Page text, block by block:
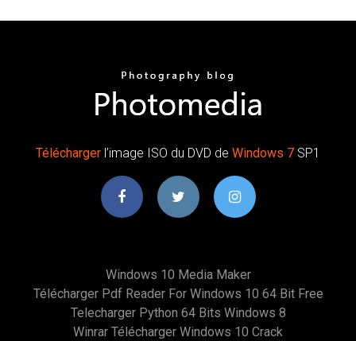
Télécharger l’image ISO du DVD de Windows 7 SP1
Windows 10 Media Maker
Télécharger Pdf Reader For Windows 10 64 Bit Free
Telecharger Python 64 Bits Windows 8
Winrar Télécharger Windows 10 Crack